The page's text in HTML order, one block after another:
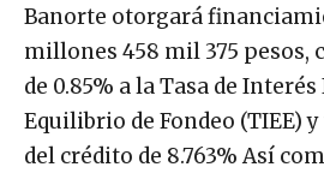
Banorte otorgará
millones 458 mil 375 pesos,
de 0.85% a la Tasa de
Equilibrio de Fondeo (TIEE)
del crédito de 8.763% Así